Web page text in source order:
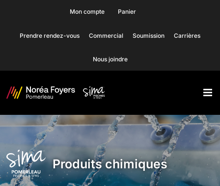
content
Mon compte Panier
Prendre rendez-vous Commercial Soumission Carrières
Nous joindre
Produits chimiques